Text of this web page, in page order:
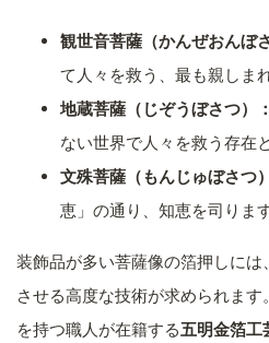
観世音菩薩（かんぜおんぼ
て人々を救う、最も親しま
地蔵菩薩（じぞうぼさつ）：
ない世界で人々を救う存在
文殊菩薩（もんじゅぼさつ
恵」の通り、知恵を司ります
装飾品が多い菩薩像の箔押しに
させる高度な技術が求められま
を持つ職人が在籍する五明金箔工